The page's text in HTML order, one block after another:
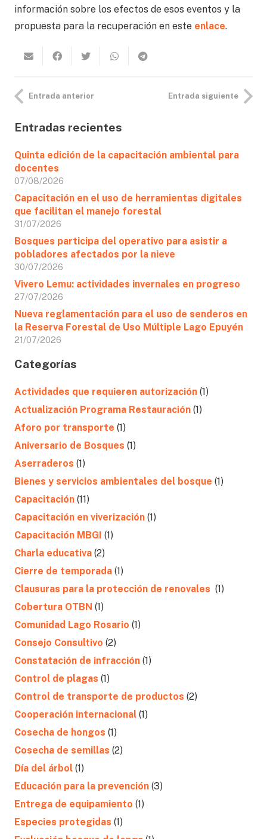
información sobre los efectos de esos eventos y la
propuesta para la recuperación en este enlace.
Entrada anterior Entrada siguiente
Entradas recientes
Quinta edición de la capacitación ambiental para
docentes
07/08/2026
Capacitación en el uso de herramientas digitales
que facilitan el manejo forestal
31/07/2026
Bosques participa del operativo para asistir a
pobladores afectados por la nieve
30/07/2026
Vivero Lemu: actividades invernales en progreso
27/07/2026
Nueva reglamentación para el uso de senderos en
la Reserva Forestal de Uso Múltiple Lago Epuyén
21/07/2026
Categorías
Actividades que requieren autorización (1)
Actualización Programa Restauración (1)
Aforo por transporte (1)
Aniversario de Bosques (1)
Aserraderos (1)
Bienes y servicios ambientales del bosque (1)
Capacitación (11)
Capacitación en viverización (1)
Capacitación MBGI (1)
Charla educativa (2)
Cierre de temporada (1)
Clausuras para la protección de renovales (1)
Cobertura OTBN (1)
Comunidad Lago Rosario (1)
Consejo Consultivo (2)
Constatación de infracción (1)
Control de plagas (1)
Control de transporte de productos (2)
Cooperación internacional (1)
Cosecha de hongos (1)
Cosecha de semillas (2)
Día del árbol (1)
Educación para la prevención (3)
Entrega de equipamiento (1)
Especies protegidas (1)